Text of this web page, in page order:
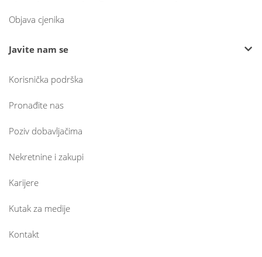
Objava cjenika
Javite nam se
Korisnička podrška
Pronađite nas
Poziv dobavljačima
Nekretnine i zakupi
Karijere
Kutak za medije
Kontakt